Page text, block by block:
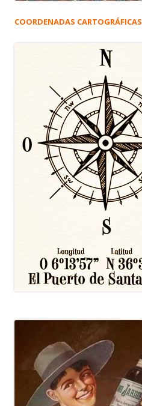
COORDENADAS CARTOGRÁFICAS